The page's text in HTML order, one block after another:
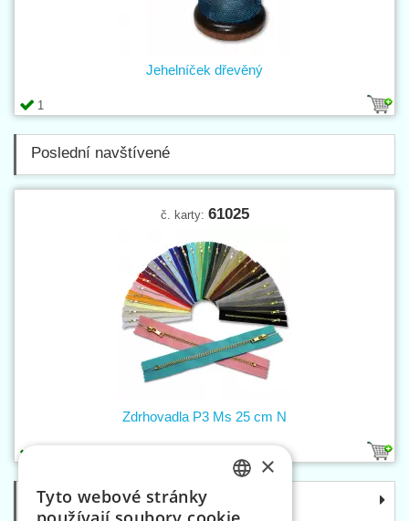
1
Jehelníček dřevěný
Poslední navštívené
č. karty: 61025
Zdrhovadla P3 Ms 25 cm N
Kategorie
×
Tyto webové stránky